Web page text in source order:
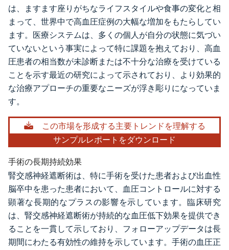
は、ますます座りがちなライフスタイルや食事の変化と相
まって、世界中で高血圧症例の大幅な増加をもたらしてい
ます。医療システムは、多くの個人が自分の状態に気づい
ていないという事実によって特に課題を抱えており、高血
圧患者の相当数が未診断または不十分な治療を受けている
ことを示す最近の研究によって示されており、より効果的
な治療アプローチの重要なニーズが浮き彫りになっていま
す。
この市場を形成する主要トレンドを理解する
サンプルレポートをダウンロード
手術の長期持続効果
腎交感神経遮断術は、特に手術を受けた患者および出血性
脳卒中を患った患者において、血圧コントロールに対する
顕著な長期的なプラスの影響を示しています。臨床研究
は、腎交感神経遮断術が持続的な血圧低下効果を提供でき
ることを一貫して示しており、フォローアップデータは長
期間にわたる有効性の維持を示しています。手術の血圧正